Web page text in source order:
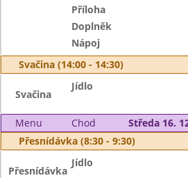
Příloha
Doplněk
Nápoj
Svačina (14:00 - 14:30)
Svačina
Jídlo
Menu Chod
Středa 16.
Přesnídávka (8:30 - 9:30)
Přesnídávka
Jídlo